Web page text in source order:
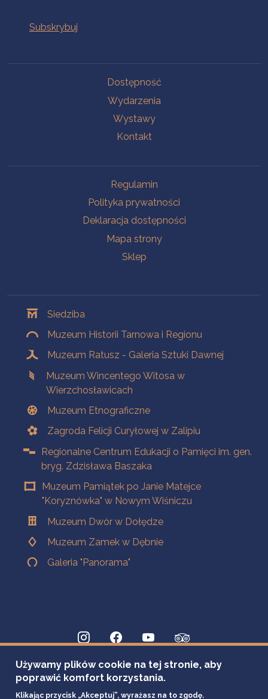
Dostępność
Wydarzenia
Wystawy
Kontakt
Regulamin
Polityka prywatności
Deklaracja dostępności
Mapa strony
Sklep
Siedziba
Muzeum Historii Tarnowa i Regionu
Muzeum Ratusz - Galeria Sztuki Dawnej
Muzeum Wincentego Witosa w
Wierzchosławicach
Muzeum Etnograficzne
Zagroda Felicji Curyłowej w Zalipiu
Regionalne Centrum Edukacji o Pamięci im. gen.
bryg. Zdzisława Baszaka
Muzeum Pamiątek po Janie Matejce
"Koryznówka" w Nowym Wiśniczu
Muzeum Dwór w Dołędze
Muzeum Zamek w Dębnie
Galeria "Panorama"
Używamy plików cookie na tej stronie, aby
poprawić komfort korzystania.
Klikając przycisk „Akceptuj”, wyrażasz na to zgodę.